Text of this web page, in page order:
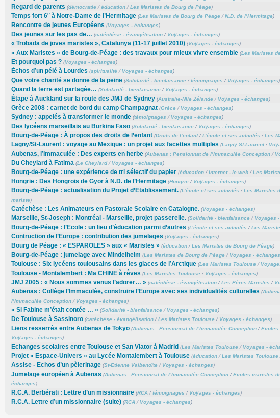
Regard de parents (démocratie/éducation/Les Maristes de Bourg de Péage)
Temps fort 6eà Notre-Dame de l’Hermitage (Les Maristes de Bourg de Péage/N.D. de l’Hermitage)
Rencontre de jeunes Européens (Voyages - échanges)
Des jeunes sur les pas de… (catéchèse - évangélisation/ Voyages - échanges)
« Trobada de joves maristes », Catalunya (11-17 juillet 2010) (Voyages - échanges)
« Aux Maristes » de Bourg-de-Péage : des travaux pour mieux vivre ensemble (Les Maristes
Et pourquoi pas ? (Voyages - échanges)
Échos d’un pélé à Lourdes (spiritualité/ Voyages - échanges)
Que votre charité se donne de la peine (Solidarité - bienfaisance/témoignages / Voyages - échanges)
Quand la terre est partagée… (Solidarité - bienfaisance/ Voyages - échanges)
Étape à Auckland sur la route des JMJ de Sydney (Australie-Nlle Zélande/ Voyages - échanges)
Grèce 2008 : carnet de bord du camp Champagnat (Grèce/ Voyages - échanges)
Sydney : appelés à transformer le monde (témoignages / Voyages - échanges)
Des lycéens marseillais au Burkina Faso (Solidarité - bienfaisance/ Voyages - échanges)
Bourg-de-Péage : À propos des droits de l’enfant (Droits de l’enfant/L’école et ses activités /Les
Lagny/St-Laurent : voyage au Mexique : un projet aux facettes multiples (Lagny St-Laurent/
Aubenas, l’Immaculée : Des experts en herbe (Aubenas : Pensionnat de l’Immaculée Conception/
Du Cheylard à Fatima (Le Cheylard/ Voyages - échanges)
Bourg-de-Péage : une expérience de tri sélectif du papier (éducation/Internet - le web/Les
Hongrie : Des Hongrois de Györ à N.D. de l’Hermitage (Hongrie/ Voyages - échanges)
Bourg-de-Péage : actualisation du Projet d’Etablissement. (L’école et ses activités /Les Maristes
mariste)
Catéchèse : Les Animateurs en Pastorale Scolaire en Catalogne. (Voyages - échanges)
Marseille, St-Joseph : Montréal - Marseille, projet passerelle. (Solidarité - bienfaisance/ Voyages
Bourg-de-Péage : l’Ecole : un lieu d’éducation parmi d’autres (L’école et ses activités /Les
Contruction de l’Europe : contribution des jumelages (Voyages - échanges)
Bourg de Péage : « ESPAROLES » aux « Maristes » (éducation/Les Maristes de Bourg de Péage)
Bourg-de-Péage : jumelage avec Mindelheim (Les Maristes de Bourg de Péage/ Voyages - échanges
Toulouse : Six lycéens toulousains dans les glaces de l’Arctique (Les Maristes Toulouse/
Toulouse - Montalembert : Ma CHINE à rêves (Les Maristes Toulouse/ Voyages - échanges)
JMJ 2005 : « Nous sommes venus l’adorer… » (catéchèse - évangélisation/Les Pères Maristes /
Aubenas : Collège l’Immaculée, construire l’Europe avec ses individualités culturelles (
l’Immaculée Conception/ Voyages - échanges)
« Si Fabine m’était contée … » (Solidarité - bienfaisance/ Voyages - échanges)
De Toulouse à Sassinoro (catéchèse - évangélisation/Les Maristes Toulouse/ Voyages - échanges)
Liens resserrés entre Aubenas de Tokyo (Aubenas : Pensionnat de l’Immaculée Conception/Ecoles
Voyages - échanges)
Echanges scolaires entre Toulouse et San Viator à Madrid (Les Maristes Toulouse/ Voyages -
Projet « Espace-Univers » au Lycée Montalembert à Toulouse (éducation/Les Maristes Toulouse
Assise - Echos d’un pèlerinage (St-Etienne Valbenoîte/ Voyages - échanges)
Jumelage européen à Aubenas (Aubenas : Pensionnat de l’Immaculée Conception/Ecoles maristes
échanges)
R.C.A. Berbérati : Lettre d’un missionnaire (RCA/témoignages / Voyages - échanges)
R.C.A. Lettre d’un missionnaire (suite) (RCA/ Voyages - échanges)